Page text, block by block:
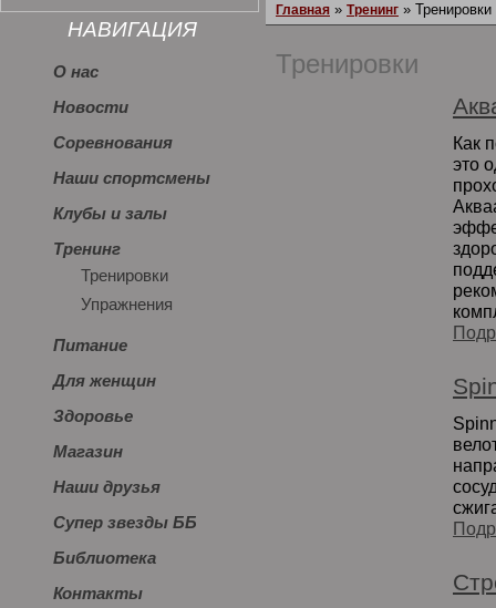
НАВИГАЦИЯ
О нас
Новости
Соревнования
Наши спортсмены
Клубы и залы
Тренинг
Тренировки
Упражнения
Питание
Для женщин
Здоровье
Магазин
Наши друзья
Супер звезды ББ
Библиотека
Контакты
Главная » Тренинг » Тренировки
Тренировки
Как
это